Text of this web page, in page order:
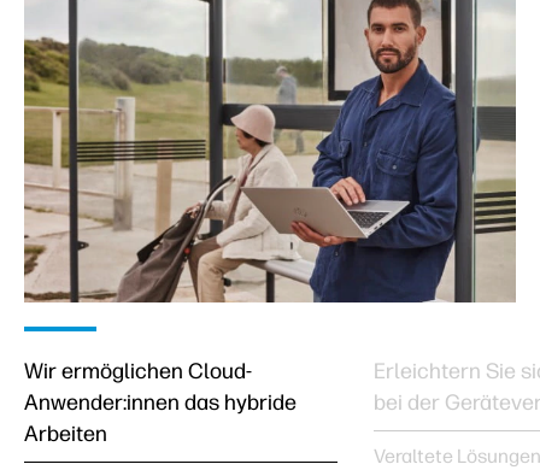
Wir ermöglichen Cloud-
Anwender:innen das hybride
Arbeiten
Erleichtern Sie
bei der
Veraltete